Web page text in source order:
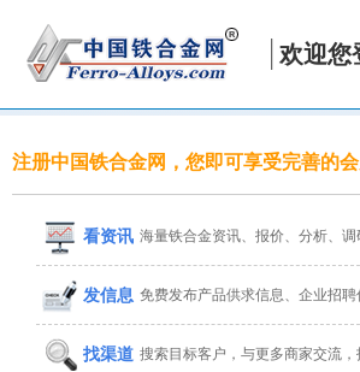
欢迎您
注册中国铁合金网，您即可享受完善的
看资讯 海量铁合金资讯、报价、分析、调
发信息 免费发布产品供求信息、企业招聘
找渠道 搜索目标客户，与更多商家交流，